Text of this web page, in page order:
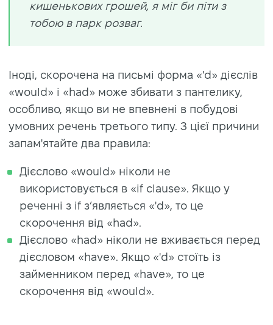
кишенькових грошей, я міг би піти з
тобою в парк розваг.
Іноді, скорочена на письмі форма «'d» дієслів
«would» і «had» може збивати з пантелику,
особливо, якщо ви не впевнені в побудові
умовних речень третього типу. З цієї причини
запам'ятайте два правила:
Дієслово «would» ніколи не
використовується в «if clause». Якщо у
реченні з if з’являється «'d», то це
скорочення від «had».
Дієслово «had» ніколи не вживається перед
дієсловом «have». Якщо «'d» стоїть із
займенником перед «have», то це
скорочення від «would».